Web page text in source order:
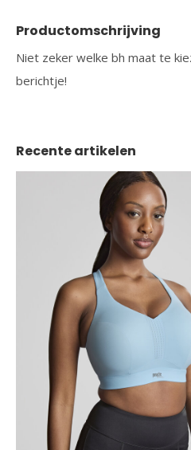
Productomschrijving
Niet zeker welke bh maat te
berichtje!
Recente artikelen